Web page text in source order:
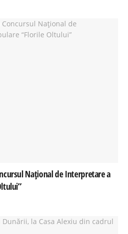
Național de Interpretare a